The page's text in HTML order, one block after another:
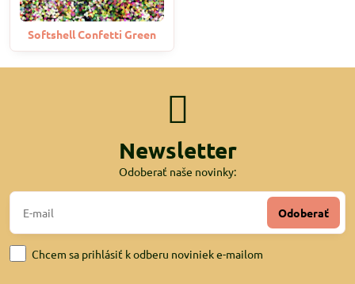
Softshell Confetti Green
Newsletter
Odoberať naše novinky:
Odoberať
Chcem sa prihlásiť k odberu noviniek e-mailom